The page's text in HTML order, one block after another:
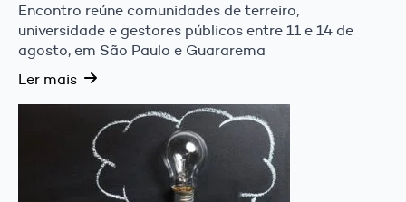
Encontro reúne comunidades de terreiro,
universidade e gestores públicos entre 11 e 14 de
agosto, em São Paulo e Guararema
Ler mais